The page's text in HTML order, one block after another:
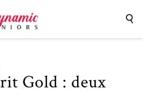
pétillants !
Gold : deux